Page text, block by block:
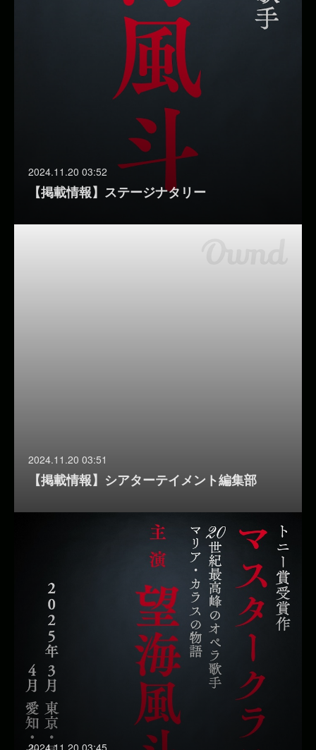
2024.11.20 03:52
【掲載情報】ステージナタリー
2024.11.20 03:51
【掲載情報】シアターテイメント編集部
2024.11.20 03:45